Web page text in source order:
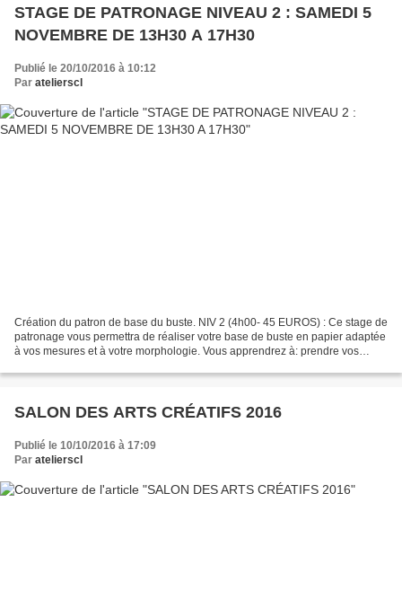
STAGE DE PATRONAGE NIVEAU 2 : SAMEDI 5
NOVEMBRE DE 13H30 A 17H30
Publié le 20/10/2016 à 10:12
Par atelierscl
Création du patron de base du buste. NIV 2 (4h00- 45 EUROS) : Ce stage de
patronage vous permettra de réaliser votre base de buste en papier adaptée
à vos mesures et à votre morphologie. Vous apprendrez à: prendre vos
SALON DES ARTS CRÉATIFS 2016
Publié le 10/10/2016 à 17:09
Par atelierscl